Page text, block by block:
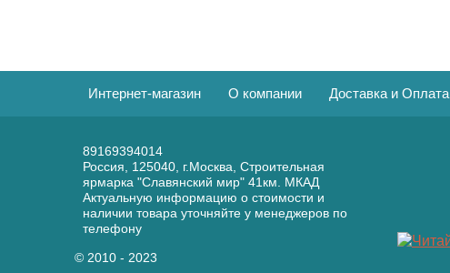
Интернет-магазин О компании Доставка и Оплата
89169394014
Россия, 125040, г.Москва, Строительная
ярмарка "Славянский мир" 41км. МКАД
Актуальную информацию о стоимости и
наличии товара уточняйте у менеджеров по
телефону
© 2010 - 2023